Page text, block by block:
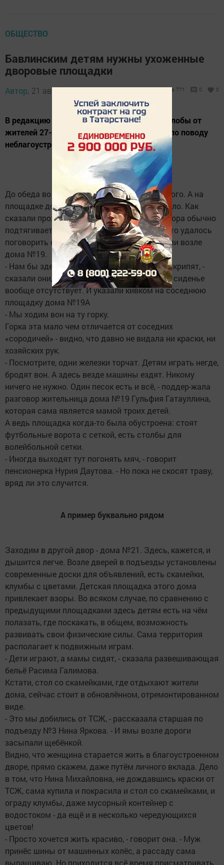
ОБЩЕСТВО
Бавлинским детям нужны ухоженные
дворовые площадки
Автор, 21 августа 2013 - 04:30 771 0 0
В редакцию часто приходят обращения-жалобы от
жителей 27-го микрорайона города Бавлы по поводу
неблагоустроенных детских площадок.
История одного дворика
До обеда во дворах ребятишек гуляло немного. А на
площадке дома №19А вообще никого не было. Как
сказали проходившие мимо женщины, детвора обычно
подтягивается на улицу после 15 часов. Зато удалось
поговорить с тремя мальчиками, играющими возле
дома №19.
- Нам бы здесь карусель и качели, а то эти скрипят, -
сказали они, показывая на качели, где одно сиденье
вообще отсутствует. И указали кивком на соседнюю
площадку дома №19А
- Мы ходим вон на ту горку.
Горка эта мало чем отличается от соседних
«сородичей» - видно, что давно не видала ни краски, ни
хозяйских рук.
- Посмотрите, одни железки торчат. Детям играть негде,
бродят вон. А здесь везде машины ездят. Никому
ничего не нужно. Один песок есть и всё, - поддер-жала
разговор жительница дома №19 Гульфия Гатауллина,
которая сама является мамой троих детей.
А ведь площадка когда-то была обустроена: стоят
футбольные ворота с сеткой, есть столбы для
волейбольной сетки.
- Иногда выходят тут погонять мяч, - говорит
пенсионерка Нурия Даутова. - Но пока не скосят траву,
вряд ли это случится.
А пример буквально рядом
Заходим в другой двор - дома №21. Здесь, кажется, и
дышится легче. Возле дверей в подъезды установлены
современные доски для объявлений, есть скамейки,
клумбы с цветами. Детская площадка этого дома
привлекает взоры. Во всяком случае, по сравнению с
предыдущими площадками здесь детям есть на чём
полазать, где поскакать, в общем, возможность
развивать свои физические силы. Сама территория
располагает к подвижным играм.
- Дети играют, а мамы сидят, - сказала развешивающая
бельё Расима Галимова.
Кстати, стол со скамейками, где отдыхают жители
дома, сейчас стоит в обновлённом, отремонтированном
виде.
- Это мы добились от ТСЖ, - рассказала старшая по
подъезду №3 Нина Яркова. - И ямы возле дороги
засыпали щебёнкой.
Видно, что женщина старается жить в благоустроенном
дворе, прямо скажем, даже путём личного вклада. Дело
в том, что Нина Михайловна, не дождавшись краски от
ТСЖ, сама купила и покрасила и стол со скамейками, и
ограду клумбы, даже мусорный контейнер с
водостоком - да ещё и в несколько чередующихся
цветов!
- Просто хочется жить красиво, - говорит она. - Муж
принёс шины от машинных колёс, а рассаду сама
выращиваю. Но приходится всё время присматривать